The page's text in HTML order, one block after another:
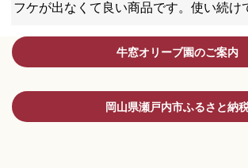
フケが出なくて良い商品です。使い続け
牛窓オリーブ園のご案内
岡山県瀬戸内市ふるさと納